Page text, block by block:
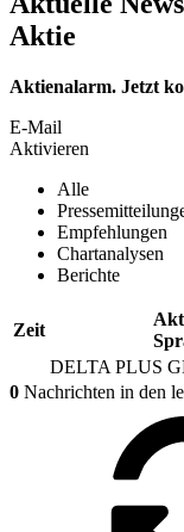
Aktie
Aktienalarm. Jetzt
E-Mail
Aktivieren
Alle
Empfehlungen
Chartanalysen
Berichte
Zeit
DELTA PLUS
0 Nachrichten in den